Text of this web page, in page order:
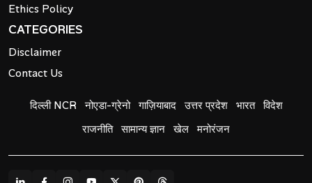
Ethics Policy
CATEGORIES
Disclaimer
Contact Us
दिल्ली NCR नोएडा-ग्रेनो गाज़ियाबाद उत्तर प्रदेश भारत विदेश
राजनीति सामान्य ज्ञान खेल मनोरंजन